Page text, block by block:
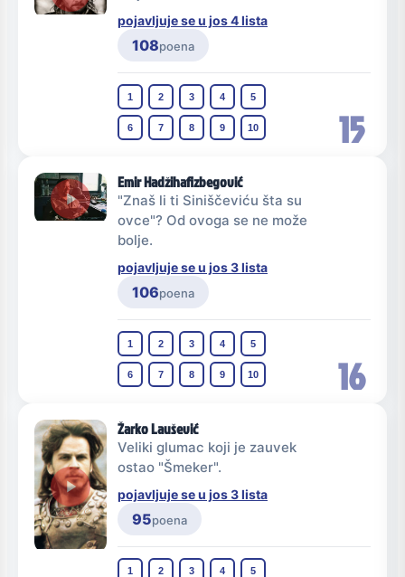
15
pojavljuje se u jos 4 lista
108poena
1 2 3 4 5
6 7 8 9 10
16
Emir Hadžihafizbegović
"Znaš li ti Siniščeviću šta su
ovce"? Od ovoga se ne može
bolje.
pojavljuje se u jos 3 lista
106poena
1 2 3 4 5
6 7 8 9 10
Žarko Laušević
Veliki glumac koji je zauvek
ostao "Šmeker".
pojavljuje se u jos 3 lista
95poena
1 2 3 4 5